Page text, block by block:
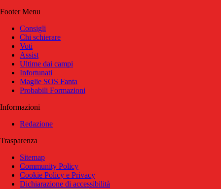
Footer Menu
Consigli
Chi schierare
Voti
Assist
Ultime dai campi
Infortunati
Maglie SOS Fanta
Probabili Formazioni
Informazioni
Redazione
Trasparenza
Sitemap
Community Policy
Cookie Policy e Privacy
Dichiarazione di accessibilità